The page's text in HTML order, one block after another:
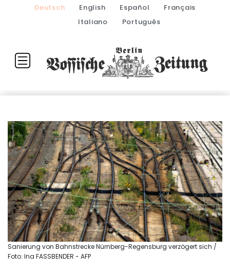
Deutsch English Español
Français
Italiano
Português
Sanierung von Bahnstrecke Nürnberg-Regensburg verzögert sich /
Foto: Ina FASSBENDER - AFP